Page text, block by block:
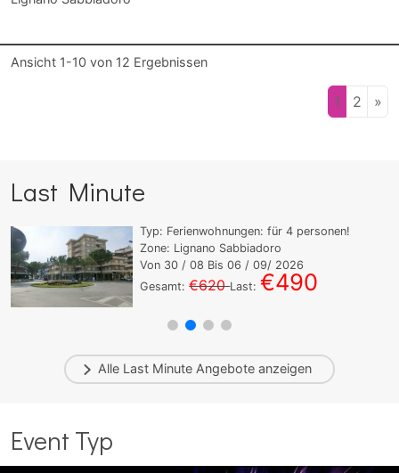
Ansicht 1-10 von 12 Ergebnissen
1 2 »
Last Minute
Typ: Ferienwohnungen: für4 personen!
Zone: Lignano Sabbiadoro
Von 30 / 08 Bis06 / 09/ 2026
Gesamt:€620Last:€490
Alle Last MinuteAngebote anzeigen
Event Typ